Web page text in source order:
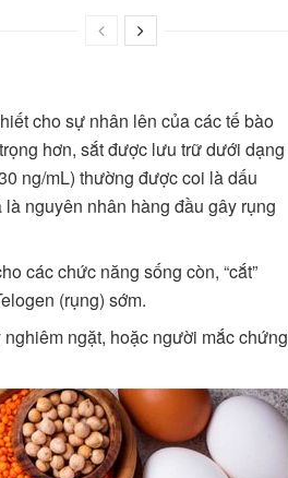
cho sự nhân lên của các tế bào
hơn, sắt được lưu trữ dưới dạng
ng/mL) thường được coi là dấu
nguyên nhân hàng đầu gây rụng
các chức năng sống còn, “cắt”
(rụng) sớm.
ngặt, hoặc người mắc chứng